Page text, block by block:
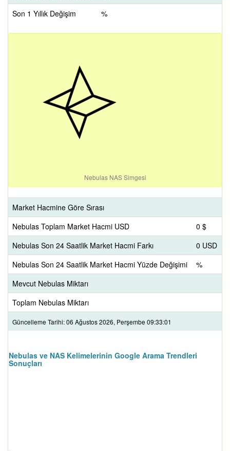
Son 1 Yıllık Değişim
%
Nebulas NAS Simgesi
Market Hacmine Göre Sırası
Nebulas Toplam Market Hacmi USD
0 $
Nebulas Son 24 Saatlik Market Hacmi Farkı
0 USD
Nebulas Son 24 Saatlik Market Hacmi Yüzde Değişimi
%
Mevcut Nebulas Miktarı
Toplam Nebulas Miktarı
Güncelleme Tarihi: 06 Ağustos 2026, Perşembe 09:33:01
Nebulas ve NAS Kelimelerinin Google Arama Trendleri
Sonuçları